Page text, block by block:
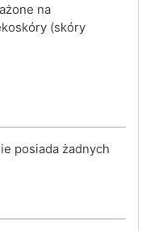
na
(skóry
posiada żadnych